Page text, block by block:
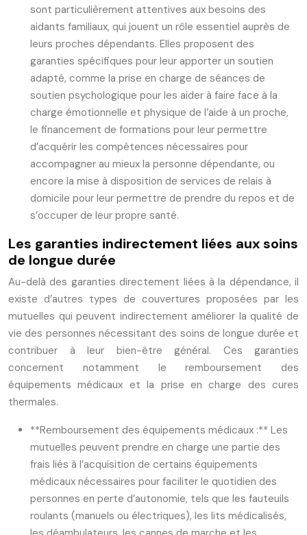
sont particulièrement attentives aux besoins des
aidants familiaux, qui jouent un rôle essentiel auprès de
leurs proches dépendants. Elles proposent des
garanties spécifiques pour leur apporter un soutien
adapté, comme la prise en charge de séances de
soutien psychologique pour les aider à faire face à la
charge émotionnelle et physique de l’aide à un proche,
le financement de formations pour leur permettre
d’acquérir les compétences nécessaires pour
accompagner au mieux la personne dépendante, ou
encore la mise à disposition de services de relais à
domicile pour leur permettre de prendre du repos et de
s’occuper de leur propre santé.
Les garanties indirectement liées aux soins
de longue durée
Au-delà des garanties directement liées à la dépendance, il
existe d’autres types de couvertures proposées par les
mutuelles qui peuvent indirectement améliorer la qualité de
vie des personnes nécessitant des soins de longue durée et
contribuer à leur bien-être général. Ces garanties
concernent notamment le remboursement des
équipements médicaux et la prise en charge des cures
thermales.
**Remboursement des équipements médicaux :** Les
mutuelles peuvent prendre en charge une partie des
frais liés à l’acquisition de certains équipements
médicaux nécessaires pour faciliter le quotidien des
personnes en perte d’autonomie, tels que les fauteuils
roulants (manuels ou électriques), les lits médicalisés,